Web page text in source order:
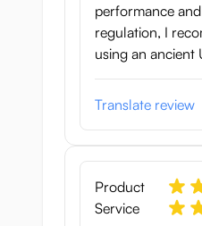
performance
regulation, I
using an ancient
Translate review
Product
Service